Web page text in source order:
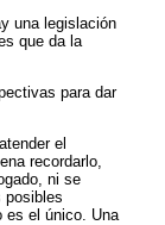
una legislación
que da la
para dar
el
recordarlo,
ni se
posibles
es el único. Una